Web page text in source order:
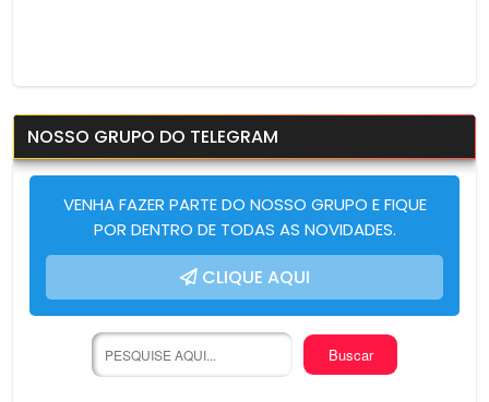
NOSSO GRUPO DO TELEGRAM
VENHA FAZER PARTE DO NOSSO GRUPO E FIQUE
POR DENTRO DE TODAS AS NOVIDADES.
CLIQUE AQUI